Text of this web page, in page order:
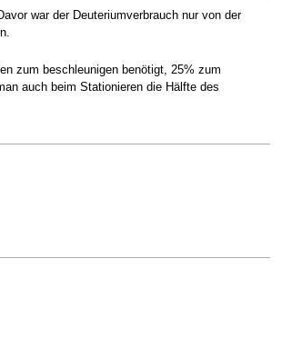
war der Deuteriumverbrauch nur von der
zum beschleunigen benötigt, 25% zum
auch beim Stationieren die Hälfte des